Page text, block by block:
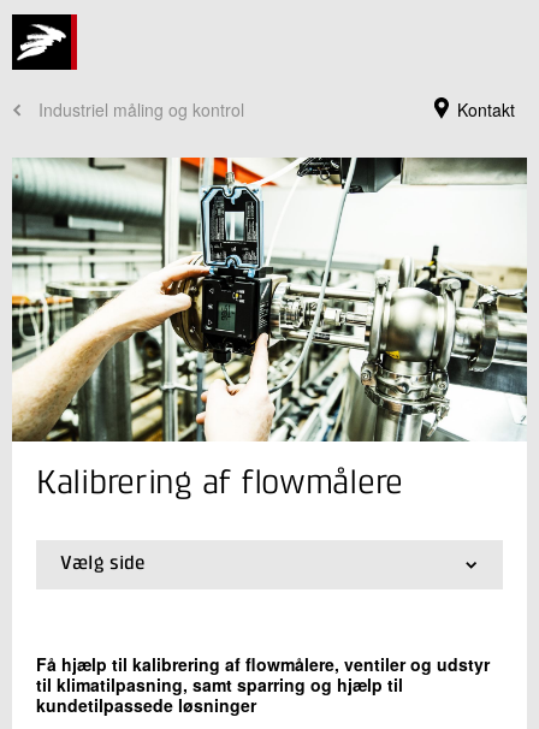
Kontakt
Industriel måling og kontrol
Jeg er din kontaktperson
Tonni Olsen
Måletekniker
+45 72 20 12 23
Skriv til mig
Kalibrering af flowmålere
Vælg side
01.Forside
Få hjælp til kalibrering af flowmålere, ventiler og udstyr
til klimatilpasning, samt sparring og hjælp til
kundetilpassede løsninger